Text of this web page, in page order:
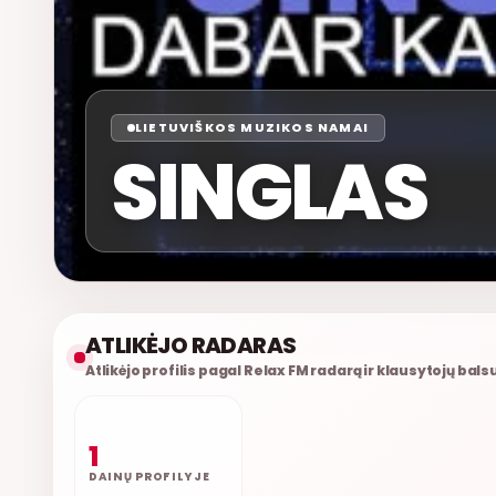
LIETUVIŠKOS MUZIKOS NAMAI
SINGLAS
ATLIKĖJO RADARAS
Atlikėjo profilis pagal Relax FM radarą ir klausytojų
1
DAINŲ PROFILYJE